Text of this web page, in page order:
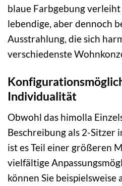
blaue Farbgebung verleiht
lebendige, aber dennoch
Ausstrahlung, die sich
verschiedenste
Individualität
Obwohl das himolla
Beschreibung als 2-Sitzer
ist es Teil einer größeren
vielfältige
können Sie beispielsweise